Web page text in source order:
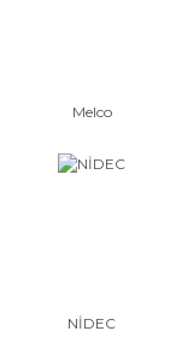
Melco
NİDEC